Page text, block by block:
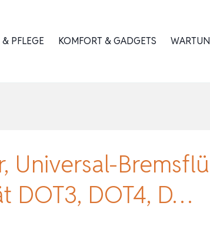
PFLEGE KOMFORT & GADGETS
Universal-
DOT3, DOT4, D…